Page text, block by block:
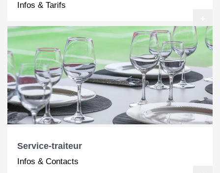
Infos & Tarifs
Service-traiteur
Infos & Contacts